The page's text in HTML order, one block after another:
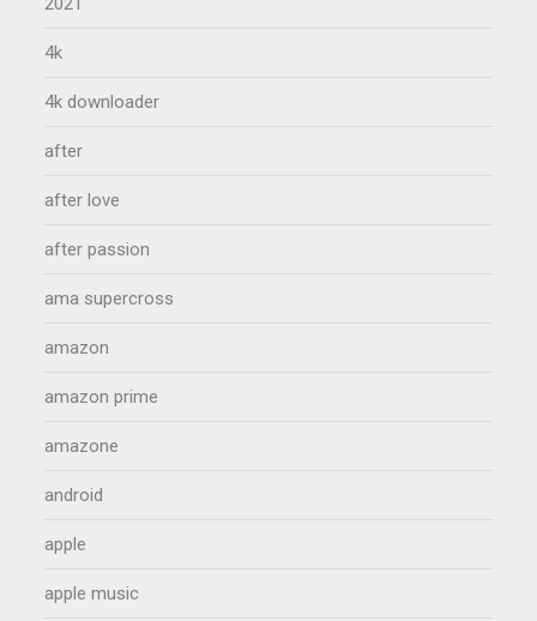
4k
4k downloader
after
after love
after passion
ama supercross
amazon
amazon prime
amazone
android
apple
apple music